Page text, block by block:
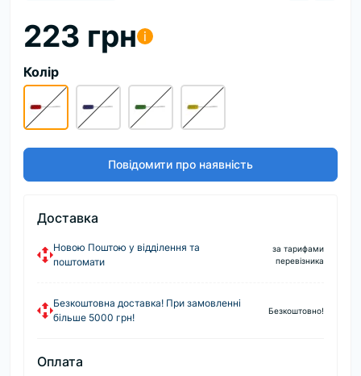
i
223 грн
Колір
Повідомити про наявність
Доставка
Новою Поштою у відділення та
поштомати
за тарифами
перевізника
Безкоштовна доставка! При замовленні
більше 5000 грн!
Безкоштовно!
Оплата